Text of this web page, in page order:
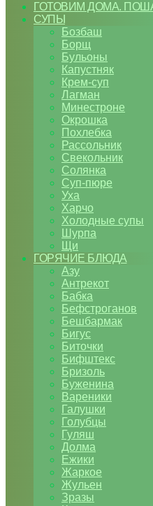
ГОТОВИМ ДОМА.
СУПЫ
Бозбаш
Борщ
Бульоны
Капустняк
Крем-суп
Лагман
Минестроне
Окрошка
Похлебка
Рассольник
Свекольник
Солянка
Суп-пюре
Уха
Харчо
Холодные супы
Шурпа
Щи
ГОРЯЧИЕ БЛЮДА
Азу
Антрекот
Бабка
Бефстроганов
Бешбармак
Бигус
Биточки
Бифштекс
Бризоль
Буженина
Вареники
Галушки
Голубцы
Гуляш
Долма
Ежики
Жаркое
Жульен
Зразы